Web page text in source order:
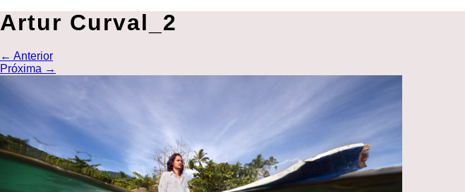
Artur Curval_2
← Anterior
Próxima →